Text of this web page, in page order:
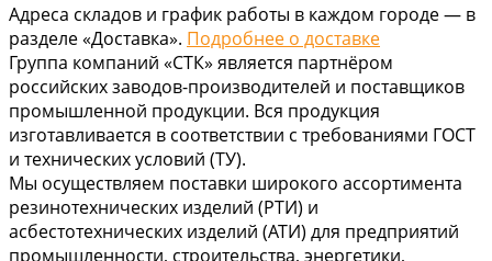
Адреса складов и график работы в каждом городе — в
разделе «Доставка». Подробнее о доставке
Группа компаний «СТК» является партнёром
российских заводов-производителей и поставщиков
промышленной продукции. Вся продукция
изготавливается в соответствии с требованиями ГОСТ
и технических условий (ТУ).
Мы осуществляем поставки широкого ассортимента
резинотехнических изделий (РТИ) и
асбестотехнических изделий (АТИ) для предприятий
промышленности, строительства, энергетики,